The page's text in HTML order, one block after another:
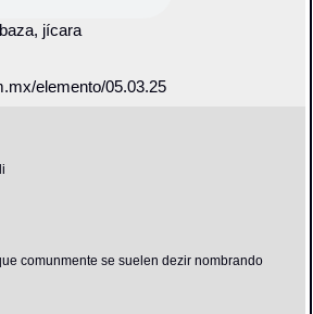
jícara
elemento/05.03.25
comunmente se suelen dezir nombrando